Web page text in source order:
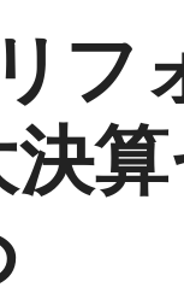
フ